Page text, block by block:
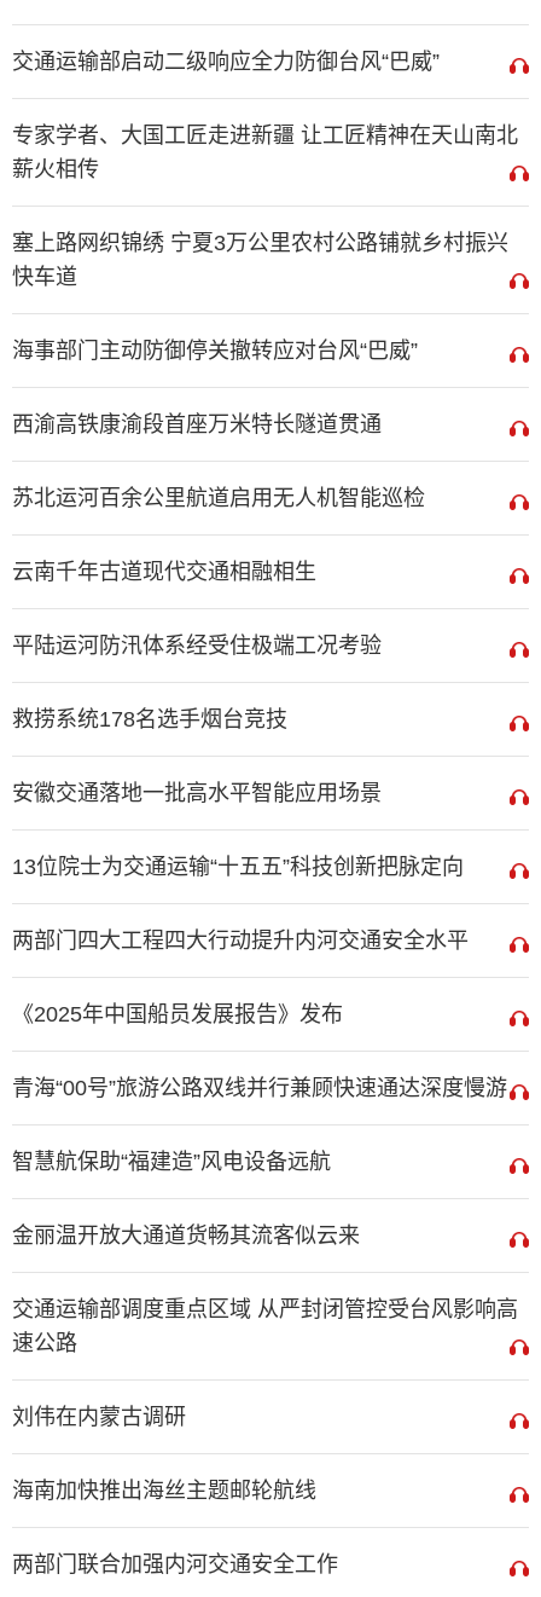
交通运输部启动二级响应全力防御台风“巴威”
专家学者、大国工匠走进新疆 让工匠精神在天山南北
薪火相传
塞上路网织锦绣 宁夏3万公里农村公路铺就乡村振兴
快车道
海事部门主动防御停关撤转应对台风“巴威”
西渝高铁康渝段首座万米特长隧道贯通
苏北运河百余公里航道启用无人机智能巡检
云南千年古道现代交通相融相生
平陆运河防汛体系经受住极端工况考验
救捞系统178名选手烟台竞技
安徽交通落地一批高水平智能应用场景
13位院士为交通运输“十五五”科技创新把脉定向
两部门四大工程四大行动提升内河交通安全水平
《2025年中国船员发展报告》发布
青海“00号”旅游公路双线并行兼顾快速通达深度慢游
智慧航保助“福建造”风电设备远航
金丽温开放大通道货畅其流客似云来
交通运输部调度重点区域 从严封闭管控受台风影响高
速公路
刘伟在内蒙古调研
海南加快推出海丝主题邮轮航线
两部门联合加强内河交通安全工作